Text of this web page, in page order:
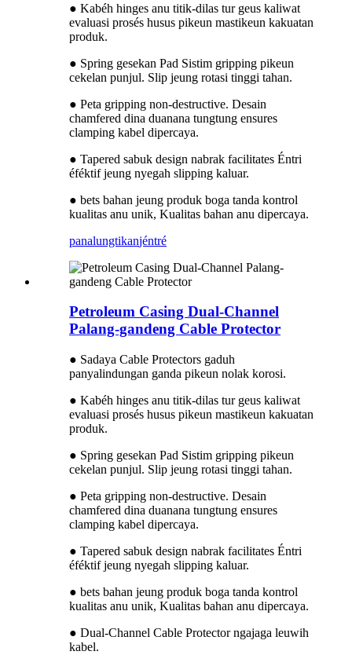
● Kabéh hinges anu titik-dilas tur geus kaliwat
evaluasi prosés husus pikeun mastikeun kakuatan
produk.
● Spring gesekan Pad Sistim gripping pikeun
cekelan punjul. Slip jeung rotasi tinggi tahan.
● Peta gripping non-destructive. Desain
chamfered dina duanana tungtung ensures
clamping kabel dipercaya.
● Tapered sabuk design nabrak facilitates Éntri
éféktif jeung nyegah slipping kaluar.
● bets bahan jeung produk boga tanda kontrol
kualitas anu unik, Kualitas bahan anu dipercaya.
panalungtikanjéntré
Petroleum Casing Dual-Channel
Palang-gandeng Cable Protector
● Sadaya Cable Protectors gaduh
panyalindungan ganda pikeun nolak korosi.
● Kabéh hinges anu titik-dilas tur geus kaliwat
evaluasi prosés husus pikeun mastikeun kakuatan
produk.
● Spring gesekan Pad Sistim gripping pikeun
cekelan punjul. Slip jeung rotasi tinggi tahan.
● Peta gripping non-destructive. Desain
chamfered dina duanana tungtung ensures
clamping kabel dipercaya.
● Tapered sabuk design nabrak facilitates Éntri
éféktif jeung nyegah slipping kaluar.
● bets bahan jeung produk boga tanda kontrol
kualitas anu unik, Kualitas bahan anu dipercaya.
● Dual-Channel Cable Protector ngajaga leuwih
kabel.